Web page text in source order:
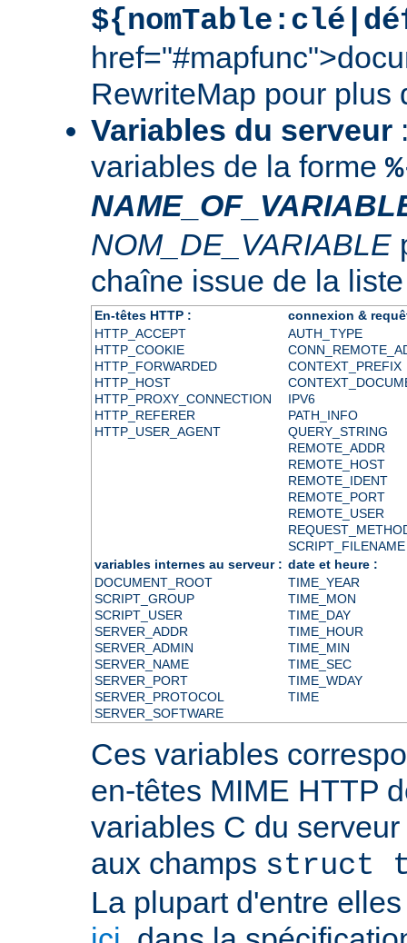
RewriteMap pour plus
Variables du serveur
variables de la forme
NOM_DE_VARIABLE
chaîne issue de la
En-têtes HTTP :
connexion &
HTTP_ACCEPT
HTTP_COOKIE
HTTP_FORWARDED
HTTP_HOST
HTTP_PROXY_CONNECTION
HTTP_REFERER
HTTP_USER_AGENT
AUTH_TYPE
CONTEXT_PREFIX
IPV6
PATH_INFO
QUERY_STRING
REMOTE_ADDR
REMOTE_HOST
REMOTE_IDENT
REMOTE_PORT
REMOTE_USER
SCRIPT_FILENAME
variables internes au serveur : date et heure :
DOCUMENT_ROOT
SCRIPT_GROUP
SCRIPT_USER
SERVER_ADDR
SERVER_ADMIN
SERVER_NAME
SERVER_PORT
SERVER_PROTOCOL
SERVER_SOFTWARE
TIME_YEAR
TIME_MON
TIME_DAY
TIME_HOUR
TIME_MIN
TIME_SEC
TIME_WDAY
TIME
Ces variables
en-têtes MIME HTTP
variables C du
aux champs struct
La plupart d'entre